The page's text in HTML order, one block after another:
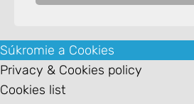
Súkromie a Cookies
Privacy & Cookies policy
Cookies list